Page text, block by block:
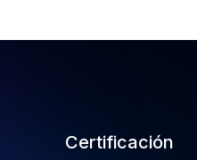
Certificación